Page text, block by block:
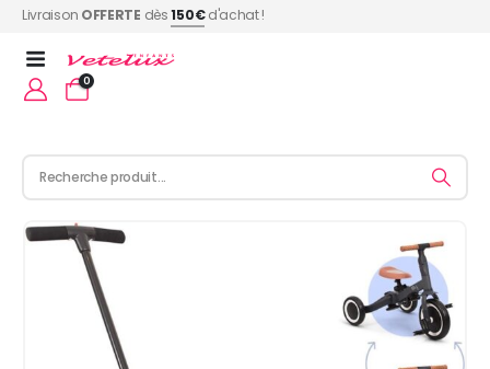
Livraison OFFERTE dès150€d'achat !
0